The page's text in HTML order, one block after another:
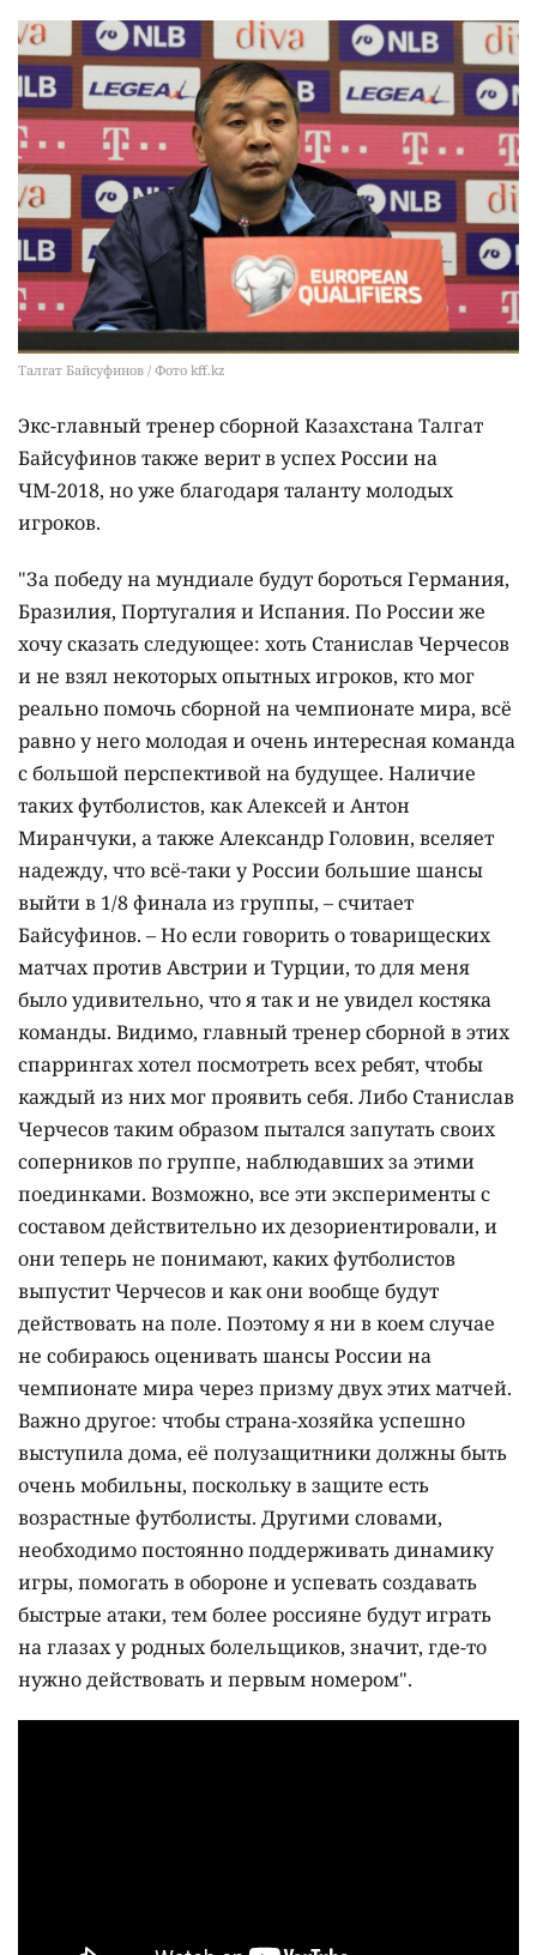
Талгат Байсуфинов / Фото kff.kz
Экс-главный тренер сборной Казахстана Талгат
Байсуфинов также верит в успех России на
ЧМ-2018, но уже благодаря таланту молодых
игроков.
"За победу на мундиале будут бороться Германия,
Бразилия, Португалия и Испания. По России же
хочу сказать следующее: хоть Станислав Черчесов
и не взял некоторых опытных игроков, кто мог
реально помочь сборной на чемпионате мира, всё
равно у него молодая и очень интересная команда
с большой перспективой на будущее. Наличие
таких футболистов, как Алексей и Антон
Миранчуки, а также Александр Головин, вселяет
надежду, что всё-таки у России большие шансы
выйти в 1/8 финала из группы, – считает
Байсуфинов. – Но если говорить о товарищеских
матчах против Австрии и Турции, то для меня
было удивительно, что я так и не увидел костяка
команды. Видимо, главный тренер сборной в этих
спаррингах хотел посмотреть всех ребят, чтобы
каждый из них мог проявить себя. Либо Станислав
Черчесов таким образом пытался запутать своих
соперников по группе, наблюдавших за этими
поединками. Возможно, все эти эксперименты с
составом действительно их дезориентировали, и
они теперь не понимают, каких футболистов
выпустит Черчесов и как они вообще будут
действовать на поле. Поэтому я ни в коем случае
не собираюсь оценивать шансы России на
чемпионате мира через призму двух этих матчей.
Важно другое: чтобы страна-хозяйка успешно
выступила дома, её полузащитники должны быть
очень мобильны, поскольку в защите есть
возрастные футболисты. Другими словами,
необходимо постоянно поддерживать динамику
игры, помогать в обороне и успевать создавать
быстрые атаки, тем более россияне будут играть
на глазах у родных болельщиков, значит, где-то
нужно действовать и первым номером".